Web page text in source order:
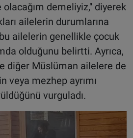
demeliyiz," diyerek
ailelerin durumlarına
ailelerin genellikle çocuk
olduğunu belirtti. Ayrıca,
diğer Müslüman ailelere de
veya mezhep ayrımı
vurguladı.